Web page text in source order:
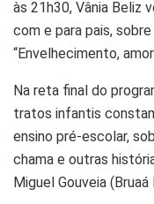
às 21h30, Vânia Beliz
com e para pais,
“Envelhecimento,
Na reta final do
tratos infantis
ensino pré-escolar,
chama e outras
Miguel Gouveia (Bruaá